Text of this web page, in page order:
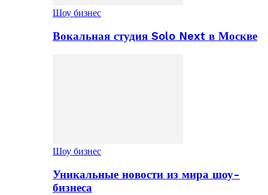
Шоу бизнес
Вокальная студия Solo Next в Москве
Шоу бизнес
Уникальные новости из мира шоу-
бизнеса